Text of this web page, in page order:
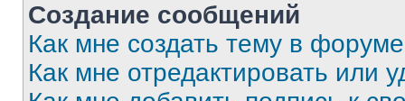
Создание сообщений
Как мне создать тему в
Как мне отредактировать или